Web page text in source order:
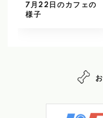
7月22日のカフェの
様子